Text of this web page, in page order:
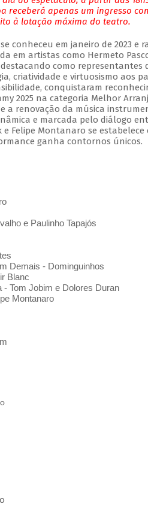
receberá apenas um ingresso
à lotação máxima do teatro.
conheceu em janeiro de 2023 e
em artistas como Hermeto
como representantes
criatividade e virtuosismo aos
conquistaram
2025 na categoria Melhor
a renovação da música
e marcada pelo diálogo
Felipe Montanaro se estabelece
ganha contornos únicos.
e Paulinho Tapajós
Demais - Dominguinhos
Blanc
- Tom Jobim e Dolores Duran
Montanaro